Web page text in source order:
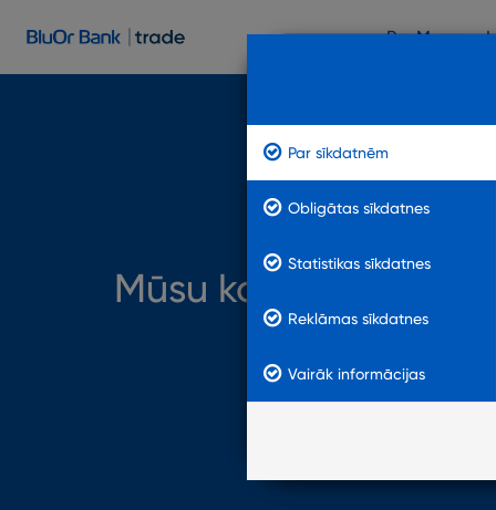
Par Mums
Mūsu kontakti
Par sīkdatnēm
Obligātas sīkdatnes
Statistikas sīkdatnes
Reklāmas sīkdatnes
Vairāk informācijas